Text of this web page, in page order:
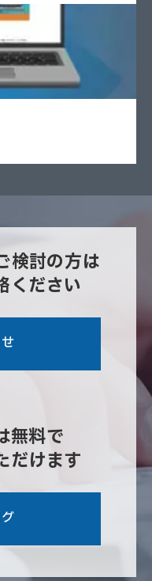
検討の方は
ください
無料で
だけます